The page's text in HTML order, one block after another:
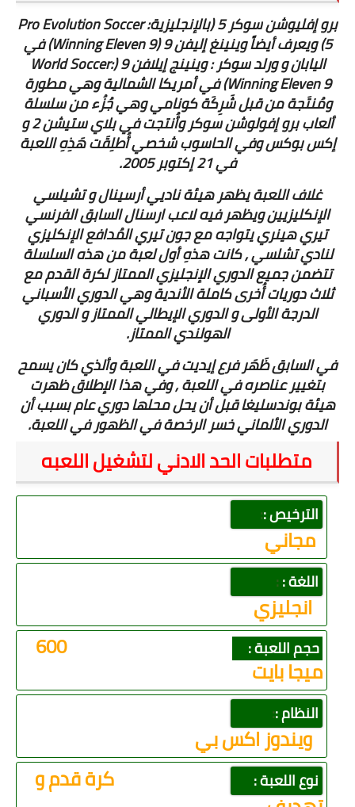
برو إفليوشن سوكر 5 (بالإنجليزية: Pro Evolution Soccer
5)‏ ويعرف أيضاً وينينغ إليفن 9 (Winning Eleven 9) في
اليابان و ورلد سوكر : وينينج إيلافن 9 (World Soccer:
Winning Eleven 9) في أمريكا الشمالية وهي مطورة
ومُنتَجة من قبل شَرِكَة كونامي وهي جُزُء من سلسلة
ألعاب برو إفولوشن سوكر وأُنتجت في بلاي ستيشن 2 و
إكس بوكس وفي الحاسوب شخصي أُطلِقَت هَذِهِ اللعبة
في 21 إكتوبر 2005.
غلاف اللعبة يظهر هيئة ناديي أرسينال و تشيلسي
الإنكليزيين ويظهر فيه لاعب ارسنال السابق الفرنسي
تيري هينري يتواجه مع جون تيري المُدافع الإنكليزي
لنادي تشلسي , كانت هذهِ أول لعبة من هذه السلسلة
تتضمن جميع الدوري الإنجليزي الممتاز لكرة القدم مع
ثلاث دوريات أُخرى كاملة الأندية وهي الدوري الأسباني
الدرجة الأولى و الدوري الإيطالي الممتاز و الدوري
الهولندي الممتاز.
في السابق ظَهَر فرع إيديت في اللعبة وألذي كان يسمح
بتغيير عناصره في اللعبة , وفي هذا الإطلاق ظهرت
هيئة بوندسليغا قبل أن يحل محلها دوري عام بسبب أن
الدوري الألماني خسر الرخصة في الظهور في اللعبة.
متطلبات الحد الادني لتشغيل اللعبه
الترخيص ::
مجاني
اللغة ::
انجليزي
حجم اللعبة : 600
ميجا بايت
النظام ::
ويندوز اكس بي
نوع اللعبة : كرة قدم و